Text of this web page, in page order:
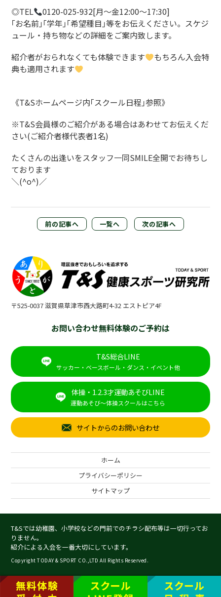
◎TEL 0120-025-932[月～金12:00～17:30]
｢お名前｣｢学年｣｢希望種目｣等をお伝えください。 スケジ
ュール・持ち物などの詳細をご案内致します。
紹介者がおられなくても体験できます
もちろん入会特
典も適用されます
《T&Sホームページ内｢スクール日程｣参照》
※T&S会員様のご紹介がある場合はあわせてお伝えくだ
さい(ご紹介者様代表者1名)
たくさんの出逢いをスタッフ一同SMILE全開でお待ちし
ております
＼(^o^)／
前の記事へ 一覧へ 次の記事へ
〒525-0037 滋賀県草津市西大路町4-32 エストピア4F
ホーム
プライバシーポリシー
サイトマップ
お問い合わせ無料体験のご予約は
T&S総合LINE
サッカー・ベースボール・ダンス・イベント他
体操・1.2.3才運動あそびLINE
運動あそび～体操スクールはこちら
サイトからのお問い合わせ
T&Sでは幼稚園、小学校などの門前でのチラシ配布等は一切行ってお
りません。
紹介による入会を一番大切にしています。
Copyright TODAY & SPORT CO.,LTD All Rights Reserved.